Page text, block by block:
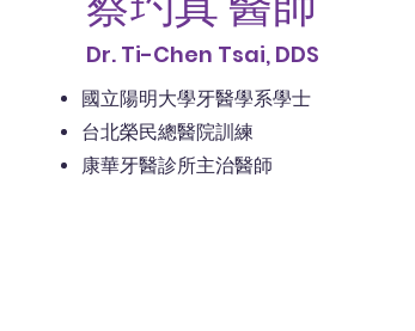
Dr. Ti-Chen Tsai, DDS
國立陽明大學牙醫學系學士
台北榮民總醫院訓練
康華牙醫診所主治醫師